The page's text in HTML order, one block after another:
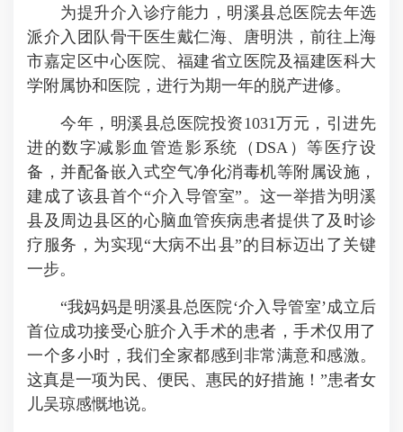
为提升介入诊疗能力，明溪县总医院去年选
派介入团队骨干医生戴仁海、唐明洪，前往上海
市嘉定区中心医院、福建省立医院及福建医科大
学附属协和医院，进行为期一年的脱产进修。
今年，明溪县总医院投资1031万元，引进先
进的数字减影血管造影系统（DSA）等医疗设
备，并配备嵌入式空气净化消毒机等附属设施，
建成了该县首个“介入导管室”。这一举措为明溪
县及周边县区的心脑血管疾病患者提供了及时诊
疗服务，为实现“大病不出县”的目标迈出了关键
一步。
“我妈妈是明溪县总医院‘介入导管室’成立后
首位成功接受心脏介入手术的患者，手术仅用了
一个多小时，我们全家都感到非常满意和感激。
这真是一项为民、便民、惠民的好措施！”患者女
儿吴琼感慨地说。